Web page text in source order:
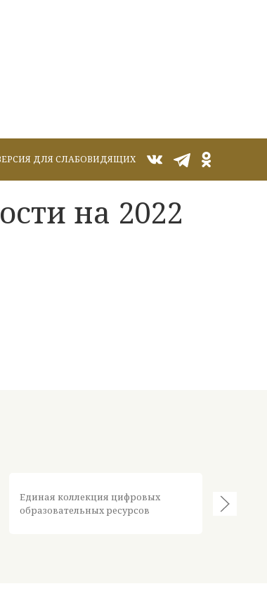
ДЛЯ СЛАБОВИДЯЩИХ
на 2022
Единая коллекция цифровых
образовательных ресурсов